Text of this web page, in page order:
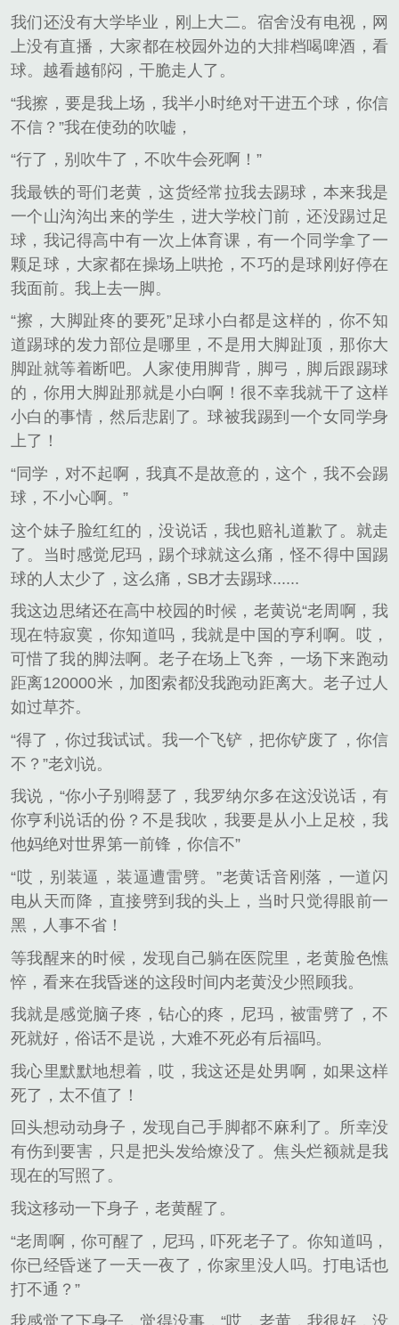
我们还没有大学毕业，刚上大二。宿舍没有电视，网
上没有直播，大家都在校园外边的大排档喝啤酒，看
球。越看越郁闷，干脆走人了。
“我擦，要是我上场，我半小时绝对干进五个球，你信
不信？”我在使劲的吹嘘，
“行了，别吹牛了，不吹牛会死啊！”
我最铁的哥们老黄，这货经常拉我去踢球，本来我是
一个山沟沟出来的学生，进大学校门前，还没踢过足
球，我记得高中有一次上体育课，有一个同学拿了一
颗足球，大家都在操场上哄抢，不巧的是球刚好停在
我面前。我上去一脚。
“擦，大脚趾疼的要死”足球小白都是这样的，你不知
道踢球的发力部位是哪里，不是用大脚趾顶，那你大
脚趾就等着断吧。人家使用脚背，脚弓，脚后跟踢球
的，你用大脚趾那就是小白啊！很不幸我就干了这样
小白的事情，然后悲剧了。球被我踢到一个女同学身
上了！
“同学，对不起啊，我真不是故意的，这个，我不会踢
球，不小心啊。”
这个妹子脸红红的，没说话，我也赔礼道歉了。就走
了。当时感觉尼玛，踢个球就这么痛，怪不得中国踢
球的人太少了，这么痛，SB才去踢球......
我这边思绪还在高中校园的时候，老黄说“老周啊，我
现在特寂寞，你知道吗，我就是中国的亨利啊。哎，
可惜了我的脚法啊。老子在场上飞奔，一场下来跑动
距离120000米，加图索都没我跑动距离大。老子过人
如过草芥。
“得了，你过我试试。我一个飞铲，把你铲废了，你信
不？”老刘说。
我说，“你小子别嘚瑟了，我罗纳尔多在这没说话，有
你亨利说话的份？不是我吹，我要是从小上足校，我
他妈绝对世界第一前锋，你信不”
“哎，别装逼，装逼遭雷劈。”老黄话音刚落，一道闪
电从天而降，直接劈到我的头上，当时只觉得眼前一
黑，人事不省！
等我醒来的时候，发现自己躺在医院里，老黄脸色憔
悴，看来在我昏迷的这段时间内老黄没少照顾我。
我就是感觉脑子疼，钻心的疼，尼玛，被雷劈了，不
死就好，俗话不是说，大难不死必有后福吗。
我心里默默地想着，哎，我这还是处男啊，如果这样
死了，太不值了！
回头想动动身子，发现自己手脚都不麻利了。所幸没
有伤到要害，只是把头发给燎没了。焦头烂额就是我
现在的写照了。
我这移动一下身子，老黄醒了。
“老周啊，你可醒了，尼玛，吓死老子了。你知道吗，
你已经昏迷了一天一夜了，你家里没人吗。打电话也
打不通？”